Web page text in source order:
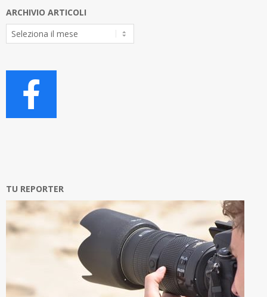
ARCHIVIO ARTICOLI
Archivio
Articoli
TU REPORTER